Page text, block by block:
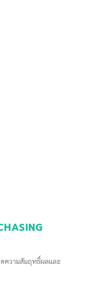
ความสัมฤทธิ์ผลและ